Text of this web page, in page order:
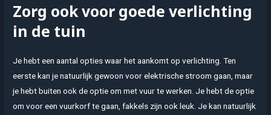
Zorg ook voor goede verlichting
in de tuin
Je hebt een aantal opties waar het aankomt op verlichting. Ten
eerste kan je natuurlijk gewoon voor elektrische stroom gaan, maar
je hebt buiten ook de optie om met vuur te werken. Je hebt de optie
om voor een vuurkorf te gaan, fakkels zijn ook leuk. Je kan natuurlijk